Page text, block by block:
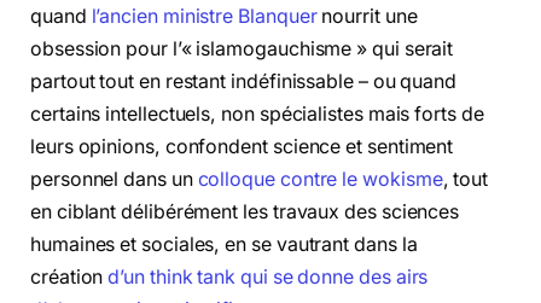
quand l’ancien ministre Blanquernourrit une
obsession pour l’« islamogauchisme » qui serait
partout tout en restant indéfinissable – ou quand
certains intellectuels, non spécialistes mais forts de
leurs opinions, confondent science et sentiment
personnel dans un colloque contre le wokisme, tout
en ciblant délibérément les travaux des sciences
humaines et sociales, en se vautrant dans la
créationd’un think tank qui se donne des airs